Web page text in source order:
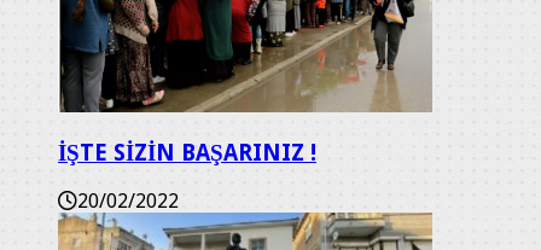
İŞTE SİZİN BAŞARINIZ !
20/02/2022